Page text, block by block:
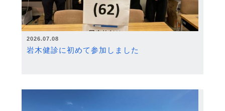
2026.07.08
岩木健診に初めて参加しました